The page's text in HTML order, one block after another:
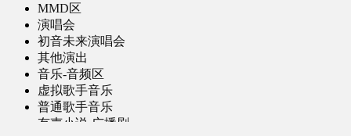
MMD区
演唱会
初音未来演唱会
其他演出
音乐-音频区
虚拟歌手音乐
普通歌手音乐
有声小说-广播剧